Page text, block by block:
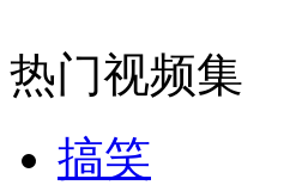
热门视频集
搞笑